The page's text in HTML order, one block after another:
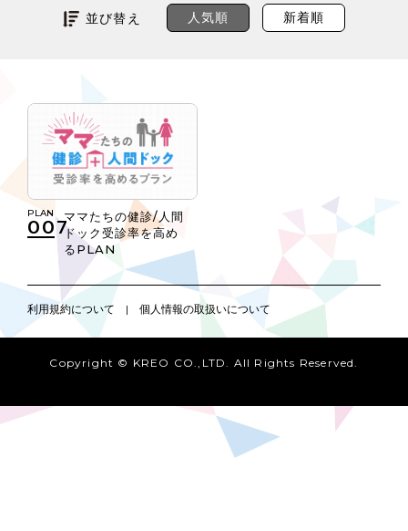
並び替え 人気順 新着順
PLAN
007ママたちの健診/人間
ドック受診率を高め
るPLAN
利用規約について | 個人情報の取扱いについて
Copyright © KREO CO.,LTD. All Rights Reserved.